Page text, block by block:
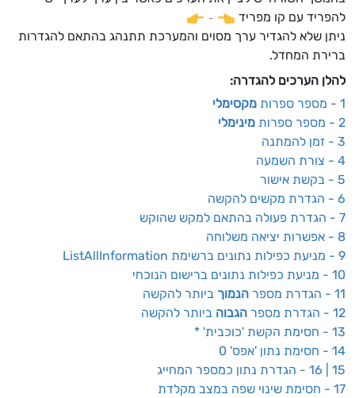
להפריד עם קו מפריד
-
ניתן שלא להגדיר ערך מסוים והמערכת תתנהג בהתאם להגדרות
ברירת המחדל.
להלן הערכים להגדרה:
1 - מספר ספרות
מקסימלי
2 - מספר ספרות
מינימלי
3 - זמן להמתנה
4 - צורת השמעה
5 - בקשת אישור
6 - הגדרת מקשים להקשה
7 - הגדרת פעולה בהתאם למקש שהוקש
8 - אפשרות יציאה משלוחה
9 - מניעת כפילות נתונים ברשימת ListAllInformation
10 - מניעת כפילות נתונים ברישום הנוכחי
11 - הגדרת מספר
הנמוך ביותר להקשה
12 - הגדרת מספר
הגבוה ביותר להקשה
13 - חסימת הקשת 'כוכבית' *
14 - חסימת נתון 'אפס' 0
15 | 16 - הגדרת נתון כמספר המחייג
17 - חסימת שינוי שפה במצב מקלדת